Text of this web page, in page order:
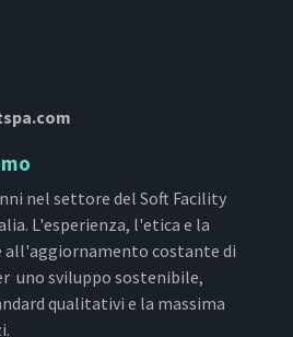
nel settore del Soft Facility
L'esperienza, l'etica e la
all'aggiornamento costante di
uno sviluppo sostenibile,
qualitativi e la massima